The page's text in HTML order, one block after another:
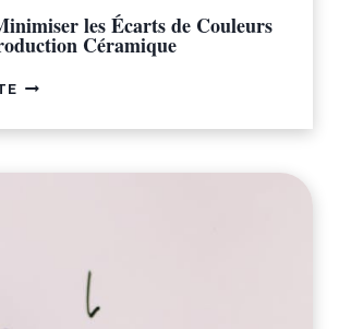
les Écarts de Couleurs
Céramique
COMMENT
LES
DE
PRODUCTION
CÉRAMIQUE